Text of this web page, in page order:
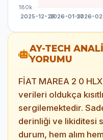
AY-TECH
YORUMU
FİAT MAREA 2 0
verileri oldukça
sergilemektedir.
derinliği ve likiditesi
durum, hem alım